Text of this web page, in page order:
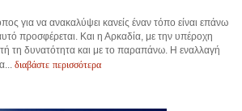
για να ανακαλύψει κανείς έναν τόπο είναι επάνω
προσφέρεται. Και η Αρκαδία, με την υπέροχη
τη δυνατότητα και με το παραπάνω. Η εναλλαγή
διαβάστε περισσότερα